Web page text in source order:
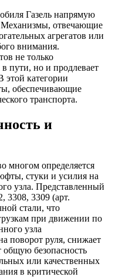
Газель напрямую
Механизмы, отвечающие
агрегатов или
внимания.
не только
пути, но и продлевает
этой категории
обеспечивающие
транспорта.
и
многом определяется
стуки и усилия на
узла. Представленный
3308, 3309 (арт.
стали, что
при движении по
узла
поворот руля, снижает
общую безопасность
или качественных
в критической